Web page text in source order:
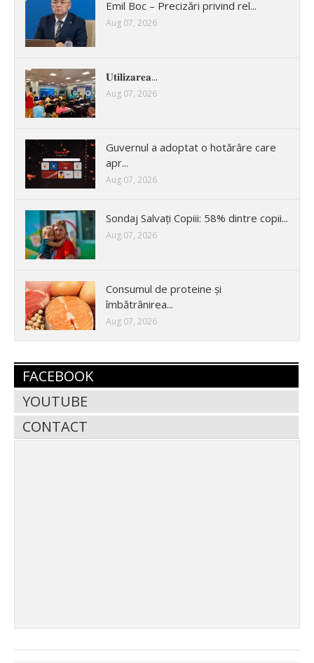
Emil Boc – Precizări privind rel...
Aug 07, 2026
𝐔𝐭𝐢𝐥𝐢𝐳𝐚𝐫𝐞𝐚...
Aug 07, 2026
Guvernul a adoptat o hotărâre care
apr...
Aug 07, 2026
Sondaj Salvați Copiii: 58% dintre copii...
Aug 07, 2026
Consumul de proteine și
îmbătrânirea...
Aug 07, 2026
FACEBOOK
YOUTUBE
CONTACT